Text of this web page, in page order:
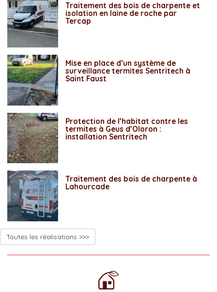
Traitement des bois de charpente et
isolation en laine de roche par
Tercap
Mise en place d’un système de
surveillance termites Sentritech à
Saint Faust
Protection de l’habitat contre les
termites à Geus d’Oloron :
installation Sentritech
Traitement des bois de charpente à
Lahourcade
Toutes les réalisations >>>